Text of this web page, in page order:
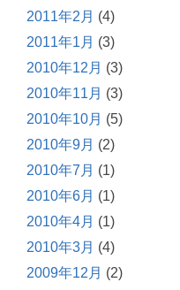
2011年2月 (4)
2011年1月 (3)
2010年12月 (3)
2010年11月 (3)
2010年10月 (5)
2010年9月 (2)
2010年7月 (1)
2010年6月 (1)
2010年4月 (1)
2010年3月 (4)
2009年12月 (2)